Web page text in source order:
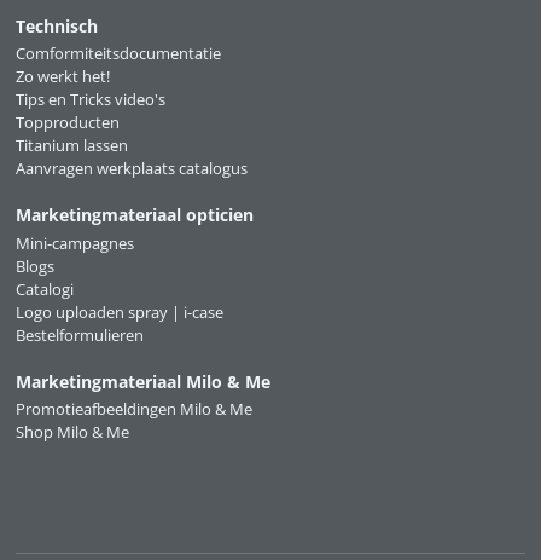
Technisch
Comformiteitsdocumentatie
Zo werkt het!
Tips en Tricks video's
Topproducten
Titanium lassen
Aanvragen werkplaats catalogus
Marketingmateriaal opticien
Mini-campagnes
Blogs
Catalogi
Logo uploaden spray | i-case
Bestelformulieren
Marketingmateriaal Milo & Me
Promotieafbeeldingen Milo & Me
Shop Milo & Me